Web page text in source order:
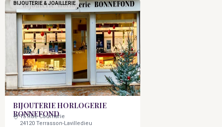
BIJOUTERIE HORLOGERIE
BONNEFOND
15 Rue Cournarie
24120 Terrasson-Lavilledieu
BIJOUTERIE & JOAILLERIE